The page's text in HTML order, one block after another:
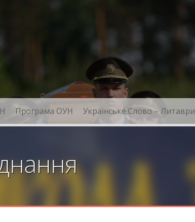
Програма ОУН Українське Слово – Литаври